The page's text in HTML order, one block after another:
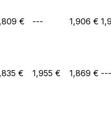
€ --- 1,906 €
€ 1,955 € 1,869 € ---